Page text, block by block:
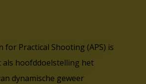
for Practical Shooting (APS) is
als hoofddoelstelling het
dynamische geweer